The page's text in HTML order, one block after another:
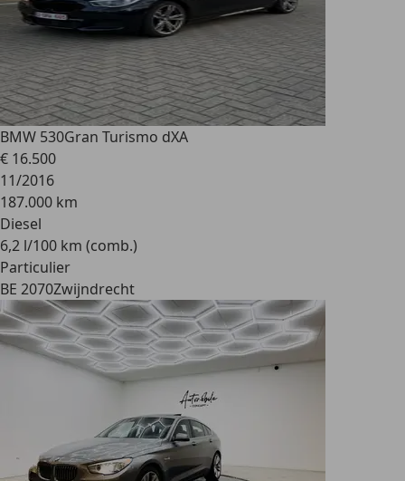
BMW 530Gran Turismo dXA
€ 16.500
11/2016
187.000 km
Diesel
6,2 l/100 km (comb.)
Particulier
BE 2070Zwijndrecht